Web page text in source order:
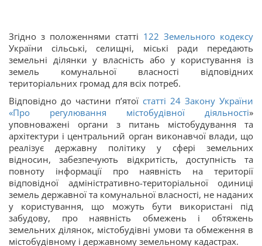
Згідно з положеннями статті 122 Земельного кодексу
України сільські, селищні, міські ради передають
земельні ділянки у власність або у користування із
земель комунальної власності відповідних
територіальних громад для всіх потреб.
Відповідно до частини п’ятої статті 24 Закону України
«Про регулювання містобудівної діяльності»
уповноважені органи з питань містобудування та
архітектури і центральний орган виконавчої влади, що
реалізує державну політику у сфері земельних
відносин, забезпечують відкритість, доступність та
повноту інформації про наявність на території
відповідної адміністративно-територіальної одиниці
земель державної та комунальної власності, не наданих
у користування, що можуть бути використані під
забудову, про наявність обмежень і обтяжень
земельних ділянок, містобудівні умови та обмеження в
містобудівному і державному земельному кадастрах.